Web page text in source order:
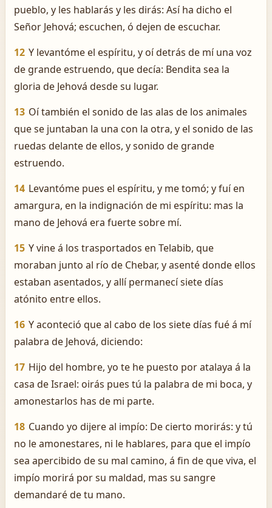
pueblo, y les hablarás y les dirás: Así ha dicho el
Señor Jehová; escuchen, ó dejen de escuchar.
12 Y levantóme el espíritu, y oí detrás de mí una voz
de grande estruendo, que decía: Bendita sea la
gloria de Jehová desde su lugar.
13 Oí también el sonido de las alas de los animales
que se juntaban la una con la otra, y el sonido de las
ruedas delante de ellos, y sonido de grande
estruendo.
14 Levantóme pues el espíritu, y me tomó; y fuí en
amargura, en la indignación de mi espíritu: mas la
mano de Jehová era fuerte sobre mí.
15 Y vine á los trasportados en Telabib, que
moraban junto al río de Chebar, y asenté donde ellos
estaban asentados, y allí permanecí siete días
atónito entre ellos.
16 Y aconteció que al cabo de los siete días fué á mí
palabra de Jehová, diciendo:
17 Hijo del hombre, yo te he puesto por atalaya á la
casa de Israel: oirás pues tú la palabra de mi boca, y
amonestarlos has de mi parte.
18 Cuando yo dijere al impío: De cierto morirás: y tú
no le amonestares, ni le hablares, para que el impío
sea apercibido de su mal camino, á fin de que viva, el
impío morirá por su maldad, mas su sangre
demandaré de tu mano.